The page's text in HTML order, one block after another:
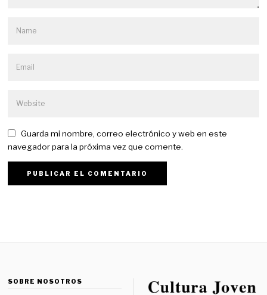
Guarda mi nombre, correo electrónico y web en este
navegador para la próxima vez que comente.
SOBRE NOSOTROS